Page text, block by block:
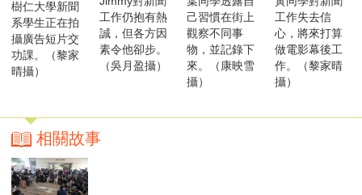
樹仁大學新聞
系學生正在拍
攝廣告短片交
功課。（黎家
晴攝）
工作仍抱有熱
誠，但各方因
素令他卻步。
（吳月盈攝）
己習慣在街上
觀察不同事
物，並記錄下
來。（康映雪
攝）
工作失去信
心，將來打算
做電影幕後工
作。（黎家晴
攝）
相關故事